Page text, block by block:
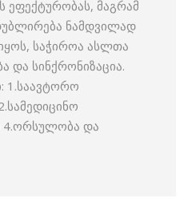
ეფექტურობას, მაგრამ
ნამდვილად
საჭიროა ასლთა
და სინქრონიზაცია.
1.საავტორო
4.ორსულობა და